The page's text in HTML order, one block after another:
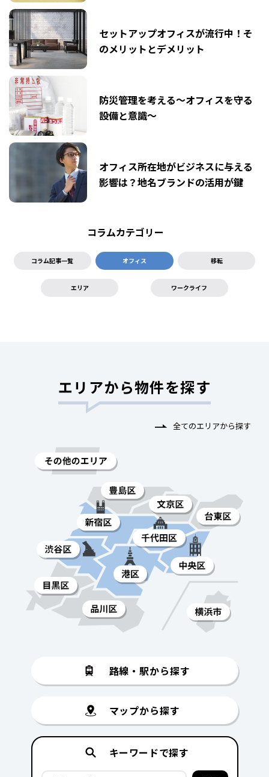
セットアップオフィスが流行中！そ
のメリットとデメリット
防災管理を考える～オフィスを守る
設備と意識～
オフィス所在地がビジネスに与える
影響は？地名ブランドの活用が鍵
コラムカテゴリー
コラム記事一覧 オフィス 移転
エリア ワークライフ
エリアから物件を探す
全てのエリアから探す
路線・駅から探す
マップから探す
キーワードで探す